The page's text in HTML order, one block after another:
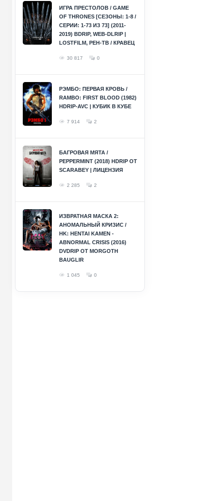
ИГРА ПРЕСТОЛОВ / GAME
OF THRONES [СЕЗОНЫ: 1-8 /
СЕРИИ: 1-73 ИЗ 73] (2011-
2019) BDRIP, WEB-DLRIP |
LOSTFILM, РЕН-ТВ / КРАВЕЦ
30 817 0
РЭМБО: ПЕРВАЯ КРОВЬ /
RAMBO: FIRST BLOOD (1982)
HDRIP-AVC | КУБИК В КУБЕ
7 914 2
БАГРОВАЯ МЯТА /
PEPPERMINT (2018) HDRIP ОТ
SCARABEY | ЛИЦЕНЗИЯ
2 285 2
ИЗВРАТНАЯ МАСКА 2:
АНОМАЛЬНЫЙ КРИЗИС /
HK: HENTAI KAMEN -
ABNORMAL CRISIS (2016)
DVDRIP ОТ MORGOTH
BAUGLIR
1 045 0